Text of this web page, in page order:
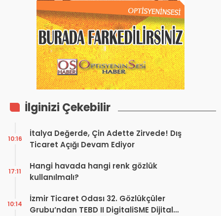
İlginizi Çekebilir
İtalya Değerde, Çin Adette Zirvede! Dış
Ticaret Açığı Devam Ediyor
10:16
Hangi havada hangi renk gözlük
kullanılmalı?
17:11
İzmir Ticaret Odası 32. Gözlükçüler
Grubu’ndan TEBD II DigitaliSME Dijital
10:14